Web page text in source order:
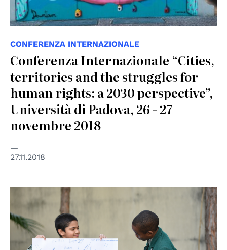
CONFERENZA INTERNAZIONALE
Conferenza Internazionale “Cities,
territories and the struggles for
human rights: a 2030 perspective”,
Università di Padova, 26 - 27
novembre 2018
27.11.2018
© United Nations Information Centre Islamabad